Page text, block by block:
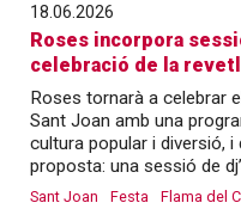
18.06.2026
Roses incorpora
celebració de la
Roses tornarà a celebrar
Sant Joan amb una
cultura popular i diversió,
proposta: una sessió de
Sant Joan Festa Flama del